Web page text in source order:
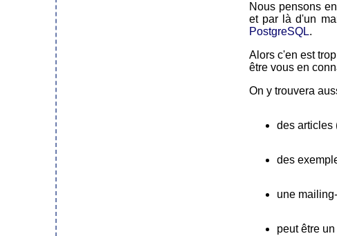
Nous pensons
et par là d'un
PostgreSQL.
Alors c'en est
être vous en
On y trouvera
des articles
des
une
peut être